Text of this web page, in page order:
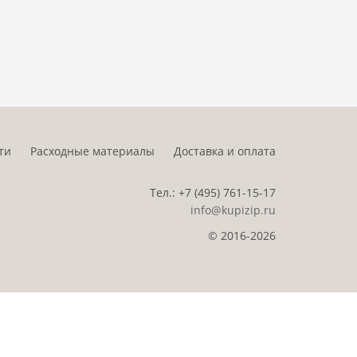
Расходные материалы Доставка и оплата
Тел.: +7 (495) 761-15-17
info@kupizip.ru
© 2016-2026